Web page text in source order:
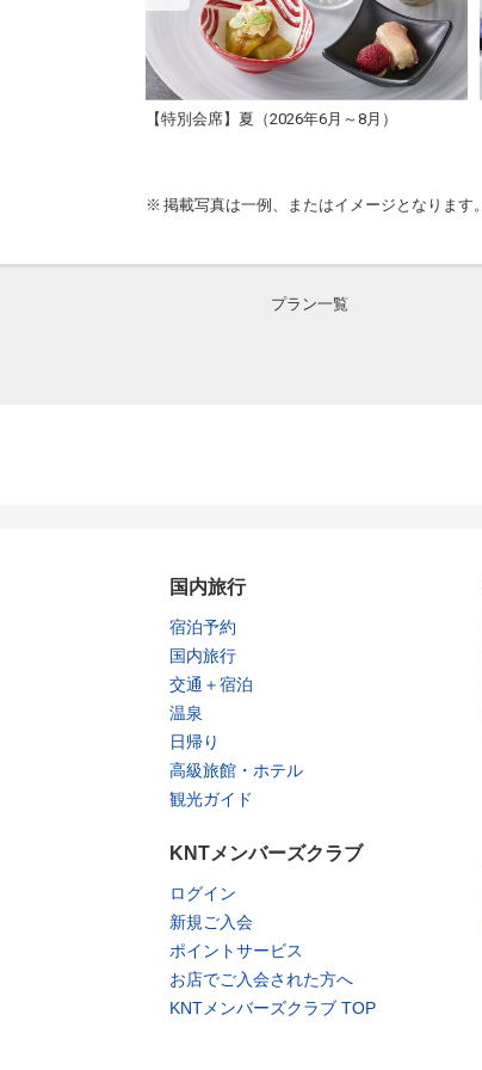
【特別会席】夏（2026年6月～8月）
掲載写真は一例、またはイメージとなります。
プラン一覧
国内旅行
宿泊予約
国内旅行
交通＋宿泊
温泉
日帰り
高級旅館・ホテル
観光ガイド
KNTメンバーズクラブ
ログイン
新規ご入会
ポイントサービス
お店でご入会された方へ
KNTメンバーズクラブ TOP